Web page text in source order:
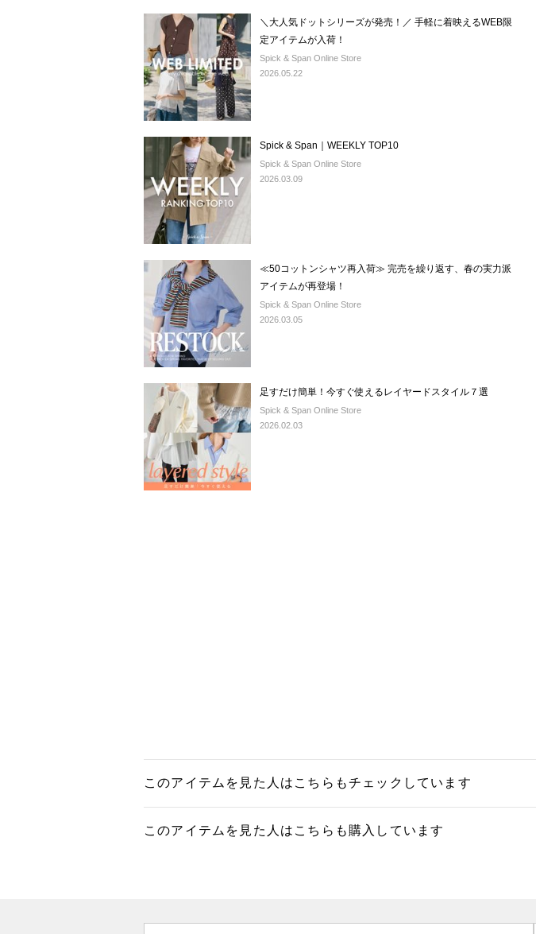
＼大人気ドットシリーズが発売！／ 手軽に着映えるWEB限
定アイテムが入荷！
Spick & Span Online Store
2026.05.22
Spick & Span｜WEEKLY TOP10
Spick & Span Online Store
2026.03.09
≪50コットンシャツ再入荷≫ 完売を繰り返す、春の実力派
アイテムが再登場！
Spick & Span Online Store
2026.03.05
足すだけ簡単！今すぐ使えるレイヤードスタイル７選
Spick & Span Online Store
2026.02.03
このアイテムを見た人はこちらもチェックしています
このアイテムを見た人はこちらも購入しています